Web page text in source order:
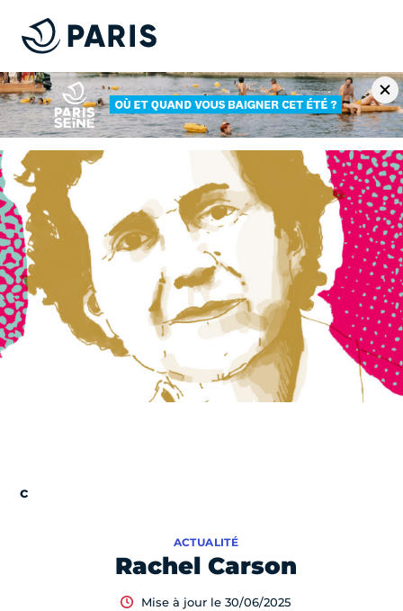
Rachel Carson
ACTUALITÉ
Mise à jour le 30/06/2025